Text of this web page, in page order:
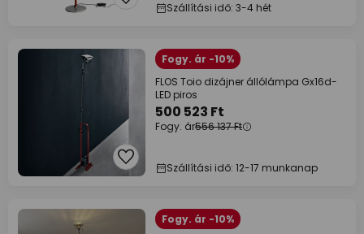
Szállítási idő: 3-4 hét
Fogy. ár -10%
FLOS Toio dizájner állólámpa Gx16d-
LED piros
500 523 Ft
Fogy. ár556 137 Ft
Szállítási idő: 12-17 munkanap
Fogy. ár -10%